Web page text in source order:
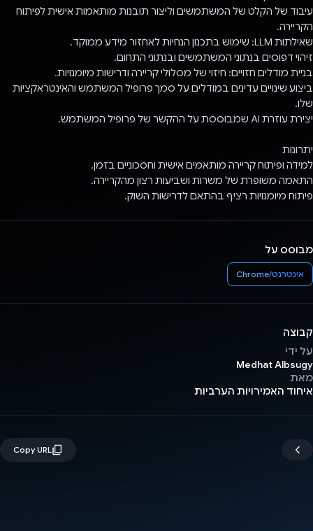
עיבוד של הקלט של המשתמשים וליצור תובנות מותאמות אישית לפיתוח
הקריירה.
שאילתות LLM: שימוש בתכנון הנחיות לאחזור מידע ממוקד.
זיהוי דפוסים בנתוני המשתמשים ובנתוני התחום.
בניית מודלים חזויים: חיזוי של מסלולי קריירה ודרישות מיומנויות.
ביצוע שינויים עדינים במודלים על סמך פרופיל המשתמש והאינטראקציות
שלו.
יצירת עוזרת AI שמבוססת על ההקשר של פרופיל המשתמש.
יתרונות
למידה ופיתוח קריירה מותאמים אישית וחסכוניים בזמן.
התאמה משופרת של משרות ושביעות רצון מהקריירה.
פיתוח מיומנויות רציף בהתאם לדרישות השוק.
מבוסס על
אינטרנט/Chrome
קבוצה
על ידי
Medhat Albsugy
מאת
איחוד האמירויות הערביות